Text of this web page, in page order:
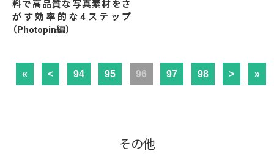
料で高品質な写真素材をさ
がす効率的な4ステップ
（Photopin編）
« < 94 95 96 97 98 > »
その他